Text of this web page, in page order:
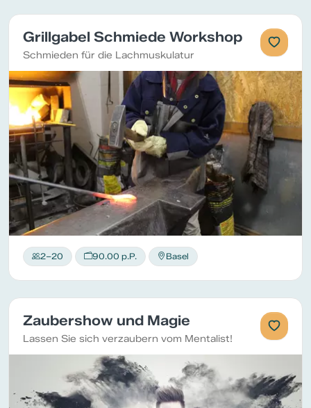
Grillgabel Schmiede Workshop
Schmieden für die Lachmuskulatur
2–20 90.00 p.P. Basel
Zaubershow und Magie
Lassen Sie sich verzaubern vom Mentalist!